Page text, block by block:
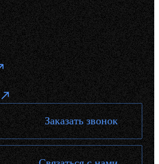
Заказать звонок